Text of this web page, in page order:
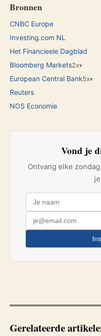
Bronnen
CNBC Europe
Investing.com NL
Het Financieele Dagblad
Bloomberg Markets2x▾
European Central Bank5x▾
Reuters
NOS Economie
Vond je
Ontvang elke
Gerelateerde